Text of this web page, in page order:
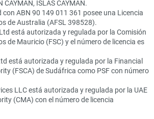
CAYMAN, ISLAS CAYMAN.
ABN 90 149 011 361 posee una Licencia
de Australia (AFSL 398528).
está autorizada y regulada por la Comisión
de Mauricio (FSC) y el número de licencia es
está autorizada y regulada por la Financial
(FSCA) de Sudáfrica como PSF con número
LLC está autorizada y regulada por la UAE
(CMA) con el número de licencia